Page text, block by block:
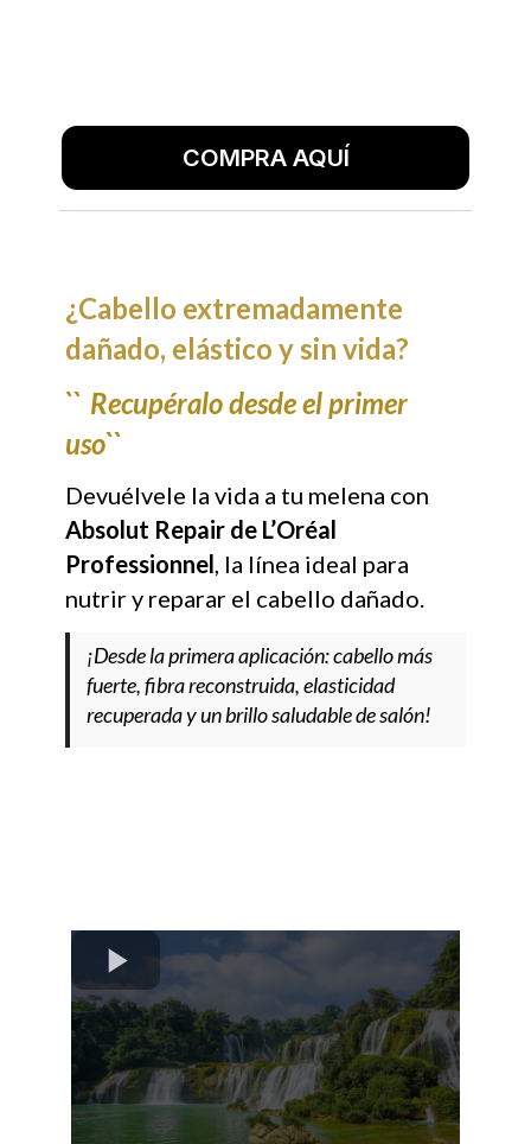
COMPRA AQUÍ
¿Cabello extremadamente
dañado, elástico y sin vida?
`` Recupéralo desde el primer
uso``
Devuélvele la vida a tu melena con
Absolut Repair de L’Oréal
Professionnel, la línea ideal para
nutrir y reparar el cabello dañado.
¡Desde la primera aplicación: cabello más
fuerte, fibra reconstruida, elasticidad
recuperada y un brillo saludable de salón!